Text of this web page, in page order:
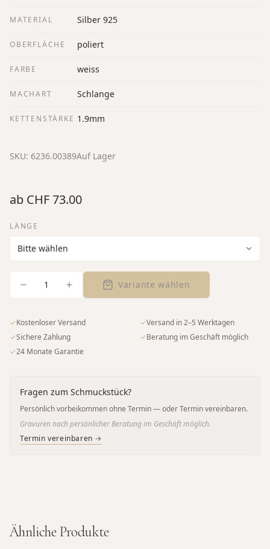
MATERIAL Silber 925
OBERFLÄCHE poliert
FARBE weiss
MACHART Schlange
KETTENSTÄRKE 1.9mm
SKU: 6236.00389Auf Lager
ab CHF 73.00
LÄNGE
1 Variante wählen
✓Kostenloser Versand ✓Versand in 2–5 Werktagen
✓Sichere Zahlung ✓Beratung im Geschäft möglich
✓24 Monate Garantie
Fragen zum Schmuckstück?
Persönlich vorbeikommen ohne Termin — oder Termin vereinbaren.
Gravuren nach persönlicher Beratung im Geschäft möglich.
Termin vereinbaren →
Ähnliche Produkte